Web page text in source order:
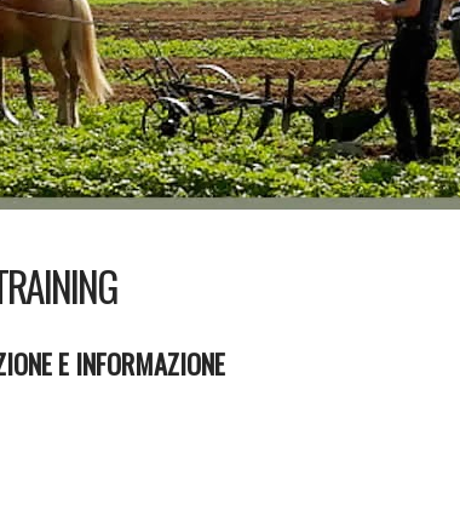
E INFORMAZIONE